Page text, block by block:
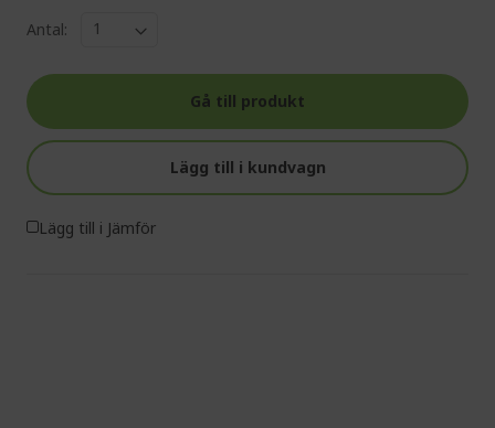
Antal:
Gå till produkt
Lägg till i kundvagn
Lägg till i Jämför